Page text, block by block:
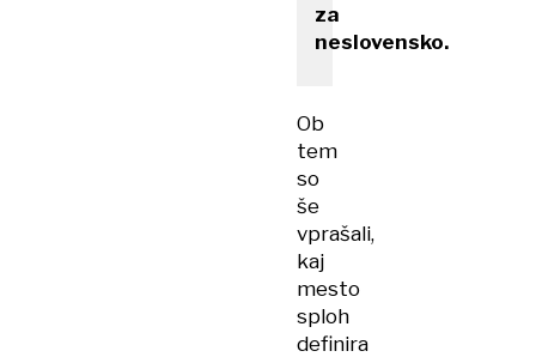
za
neslovensko.
Ob
tem
so
še
vprašali,
kaj
mesto
sploh
definira